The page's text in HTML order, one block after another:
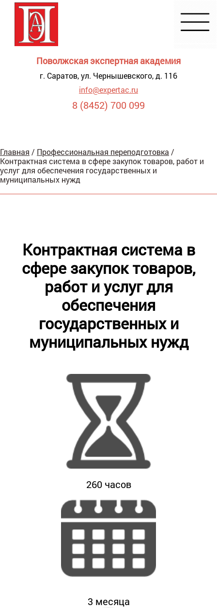
Поволжская экспертная академия
г. Саратов, ул. Чернышевского, д. 116
info@expertac.ru
8 (8452) 700 099
для
Главная / Профессиональная переподготовка /
Контрактная система в сфере закупок товаров, работ и
услуг для обеспечения государственных и
муниципальных нужд
Контрактная система в
сфере закупок товаров,
работ и услуг для
обеспечения
государственных и
муниципальных нужд
260 часов
3 месяца